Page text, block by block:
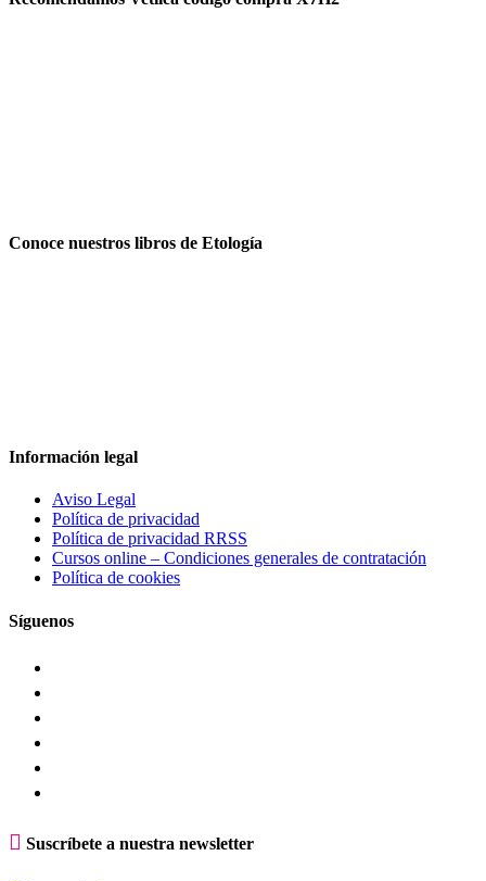
Conoce nuestros libros de Etología
Información legal
Aviso Legal
Política de privacidad
Política de privacidad RRSS
Cursos online – Condiciones generales de contratación
Política de cookies
Síguenos
 Suscríbete a nuestra newsletter